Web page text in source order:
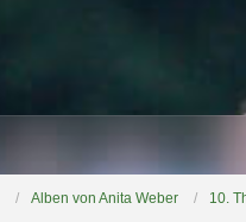
Alben von Anita Weber 10.